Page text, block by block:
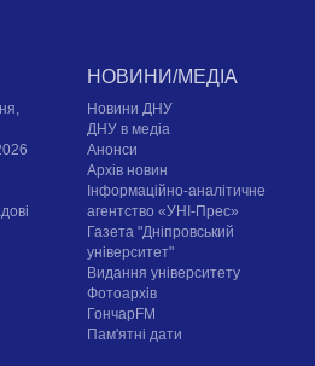
НОВИНИ/МЕДІА
Новини ДНУ
ДНУ в медіа
Анонси
Архів новин
Інформаційно-аналітичне
агентство «УНІ-Прес»
Газета "Дніпровський
університет"
Видання університету
Фотоархів
ГончарFM
Пам'ятні дати